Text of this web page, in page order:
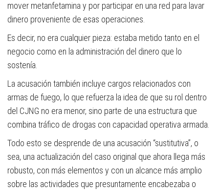
mover metanfetamina y por participar en una red para lavar
dinero proveniente de esas operaciones.
Es decir, no era cualquier pieza: estaba metido tanto en el
negocio como en la administración del dinero que lo
sostenía.
La acusación también incluye cargos relacionados con
armas de fuego, lo que refuerza la idea de que su rol dentro
del CJNG no era menor, sino parte de una estructura que
combina tráfico de drogas con capacidad operativa armada.
Todo esto se desprende de una acusación “sustitutiva”, o
sea, una actualización del caso original que ahora llega más
robusto, con más elementos y con un alcance más amplio
sobre las actividades que presuntamente encabezaba o